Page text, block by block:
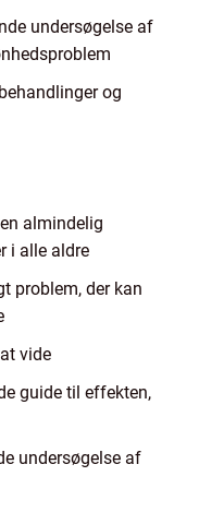
undersøgelse af
og
almindelig
i alle aldre
problem, der kan
vide
guide til effekten,
undersøgelse af